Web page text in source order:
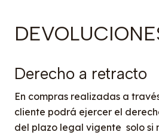
Derecho a retracto
En compras realizadas a
cliente podrá ejercer el
del plazo legal vigente solo si